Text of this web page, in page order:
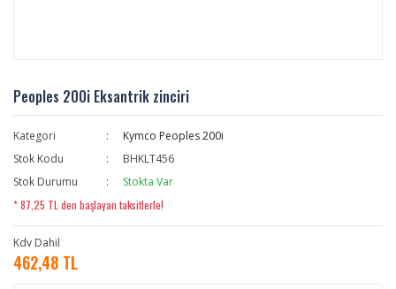
Peoples 200i Eksantrik zinciri
Kategori
Kymco Peoples 200i
Stok Kodu
BHKLT456
Stok Durumu
Stokta Var
* 87,25 TL den başlayan taksitlerle!
Kdv Dahil
462,48 TL